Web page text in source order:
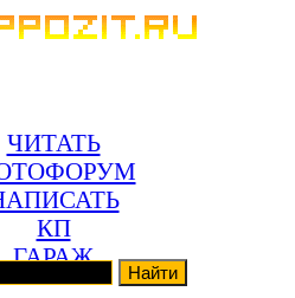
ЧИТАТЬ
КП
ГАРАЖ